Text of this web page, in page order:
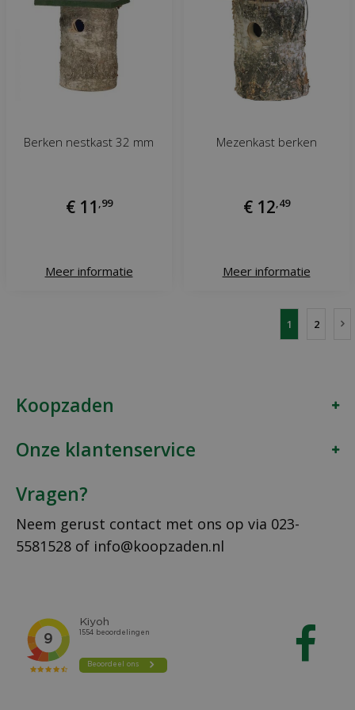
Berken nestkast 32 mm
€ 11 99
Meer informatie
Mezenkast berken
€ 12 49
Meer informatie
1 2
Koopzaden
Onze klantenservice
Vragen?
Neem gerust contact met ons op via 023-
5581528 of info@koopzaden.nl